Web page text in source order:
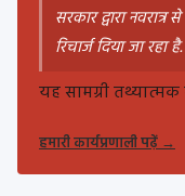
सरकार द्वारा
रिचार्ज दिया जा रहा है.
यह सामग्री
हमारी कार्यप्रणाली पढ़ें→